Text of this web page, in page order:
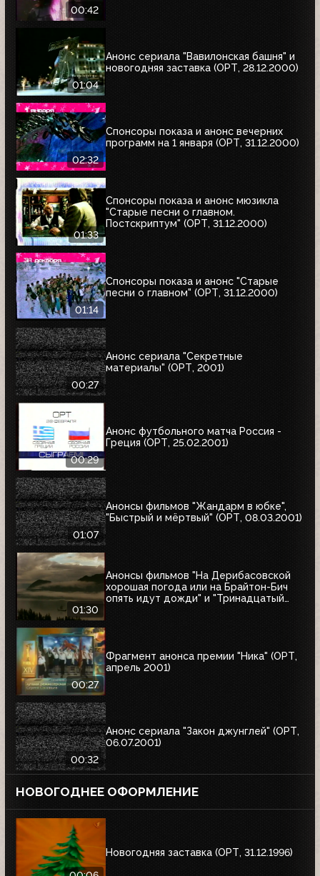
00:42
01:04
Анонс сериала "Вавилонская башня" и
новогодняя заставка (ОРТ, 28.12.2000)
02:32
Спонсоры показа и анонс вечерних
программ на 1 января (ОРТ, 31.12.2000)
01:33
Спонсоры показа и анонс мюзикла
"Старые песни о главном.
Постскриптум" (ОРТ, 31.12.2000)
01:14
Спонсоры показа и анонс "Старые
песни о главном" (ОРТ, 31.12.2000)
00:27
Анонс сериала "Секретные
материалы" (ОРТ, 2001)
00:29
Анонс футбольного матча Россия -
Греция (ОРТ, 25.02.2001)
01:07
Анонсы фильмов "Жандарм в юбке",
"Быстрый и мёртвый" (ОРТ, 08.03.2001)
01:30
Анонсы фильмов "На Дерибасовской
хорошая погода или на Брайтон-Бич
опять идут дожди" и "Тринадцатый
00:27
Фрагмент анонса премии "Ника" (ОРТ,
апрель 2001)
00:32
Анонс сериала "Закон джунглей" (ОРТ,
06.07.2001)
НОВОГОДНЕЕ ОФОРМЛЕНИЕ
Новогодняя заставка (ОРТ, 31.12.1996)